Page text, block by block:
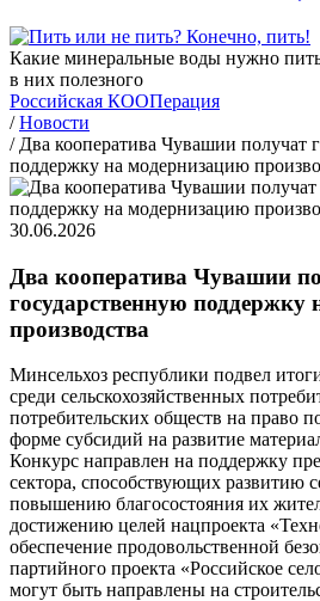
Какие минеральные воды нужно
в них полезного
Российская КООПерация
/ Новости
/ Два кооператива Чувашии получат
поддержку на модернизацию
30.06.2026
Два кооператива Чувашии
государственную поддержку
производства
Минсельхоз республики подвел
среди сельскохозяйственных
потребительских обществ на право
форме субсидий на развитие
Конкурс направлен на поддержку
сектора, способствующих развитию
повышению благосостояния их
достижению целей нацпроекта
обеспечение продовольственной
партийного проекта «Российское
могут быть направлены на